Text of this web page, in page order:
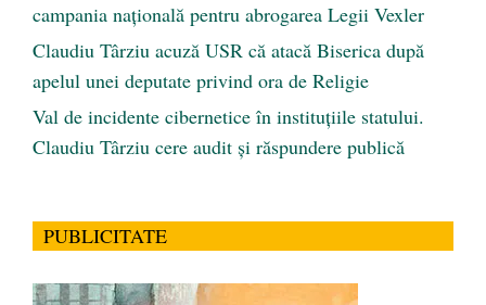
campania națională pentru abrogarea Legii Vexler
Claudiu Târziu acuză USR că atacă Biserica după
apelul unei deputate privind ora de Religie
Val de incidente cibernetice în instituțiile statului.
Claudiu Târziu cere audit și răspundere publică
PUBLICITATE